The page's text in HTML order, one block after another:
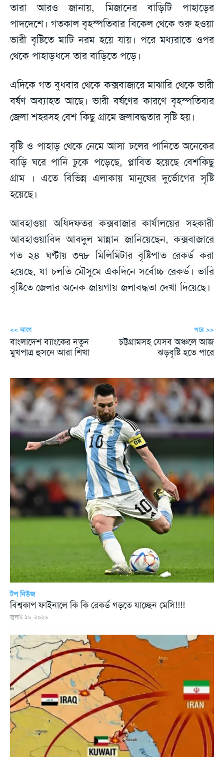
তারা আরও জানায়, মিজানের বাড়িটি পাহাড়ের
পাদদেশে। গতকাল বৃহস্পতিবার বিকেল থেকে শুরু হওয়া
ভারী বৃষ্টিতে মাটি নরম হয়ে যায়। পরে মধ্যরাতে ওপর
থেকে পাহাড়ধসে তার বাড়িতে পড়ে।
এদিকে গত বুধবার থেকে কক্সবাজারে মাঝারি থেকে ভারী
বর্ষণ অব্যাহত আছে। ভারী বর্ষণের কারণে বৃহস্পতিবার
জেলা শহরসহ বেশ কিছু গ্রামে জলাবদ্ধতার সৃষ্টি হয়।
বৃষ্টি ও পাহাড় থেকে নেমে আসা ঢলের পানিতে অনেকের
বাড়ি ঘরে পানি ঢুকে পড়েছে, প্লাবিত হয়েছে বেশকিছু
গ্রাম । এতে বিভিন্ন এলাকায় মানুষের দুর্ভোগের সৃষ্টি
হয়েছে।
আবহাওয়া অধিদফতর কক্সবাজার কার্যালয়ের সহকারী
আবহাওয়াবিদ আবদুল মান্নান জানিয়েছেন, কক্সবাজারে
গত ২৪ ঘণ্টায় ৩৭৮ মিলিমিটার বৃষ্টিপাত রেকর্ড করা
হয়েছে, যা চলতি মৌসুমে একদিনে সর্বোচ্চ রেকর্ড। ভারি
বৃষ্টিতে জেলার অনেক জায়গায় জলাবদ্ধতা দেখা দিয়েছে।
<< আগে
বাংলাদেশ ব্যাংকের নতুন
মুখপাত্র হুসনে আরা শিখা
পরে >>
চট্টগ্রামসহ যেসব অঞ্চলে আজ
ঝড়বৃষ্টি হতে পারে
টপ নিউজ
বিশ্বকাপ ফাইনালে কি কি রেকর্ড গড়তে যাচ্ছেন মেসি!!!!
জুলাই ১৬, ২০২৬